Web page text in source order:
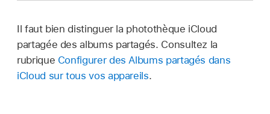
Il faut bien distinguer la photothèque iCloud
partagée des albums partagés. Consultez la
rubrique Configurer des Albums partagés dans
iCloud sur tous vos appareils.